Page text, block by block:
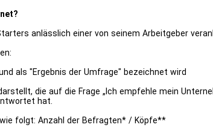
anlässlich einer von seinem Arbeitgeber
als "Ergebnis der Umfrage" bezeichnet wird
die auf die Frage „Ich empfehle mein
hat.
folgt: Anzahl der Befragten* / Köpfe**